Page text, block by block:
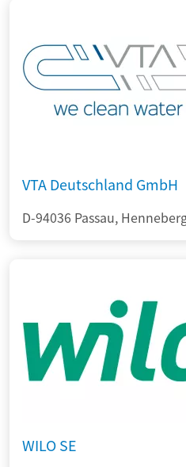
VTA Deutschland GmbH
D-94036 Passau,
WILO SE